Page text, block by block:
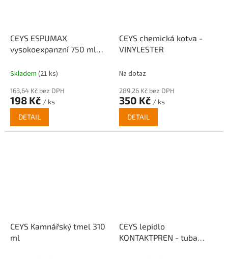
CEYS ESPUMAX
vysokoexpanzní 750 ml
Skladem (21 ks)
163,64 Kč bez DPH
198 Kč / ks
DETAIL
CEYS chemická kotva -
VINYLESTER
Na dotaz
289,26 Kč bez DPH
350 Kč / ks
DETAIL
CEYS Kamnářský tmel 310
ml
CEYS lepidlo
KONTAKTPREN - tuba